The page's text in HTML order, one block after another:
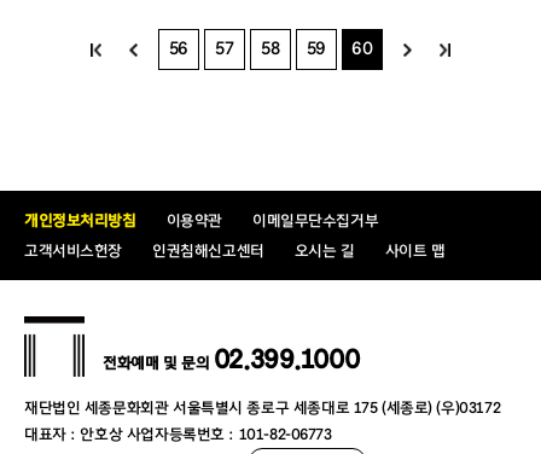
56 57 58 59 60
개인정보처리방침 이용약관
이메일무단수집거부
고객서비스헌장
인권침해신고센터 오시는 길 사이트 맵
재단법인 세종문화회관 서울특별시 종로구 세종대로 175 (세종로) (우)03172
대표자 : 안호상 사업자등록번호 : 101-82-06773
전화예매 및 문의 02.399.1000